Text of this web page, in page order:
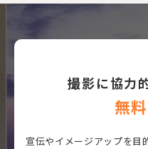
撮影に協力
無料
宣伝やイメージアップを目